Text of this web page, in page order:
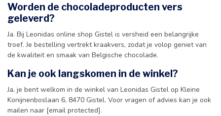
Worden de chocoladeproducten vers
geleverd?
Ja. Bij Leonidas online shop Gistel is versheid een belangrijke
troef. Je bestelling vertrekt kraakvers, zodat je volop geniet van
de kwaliteit en smaak van Belgische chocolade.
Kan je ook langskomen in de winkel?
Ja, je bent welkom in de winkel van Leonidas Gistel op Kleine
Konijnenboslaan 6, 8470 Gistel. Voor vragen of advies kan je ook
mailen naar [email protected].